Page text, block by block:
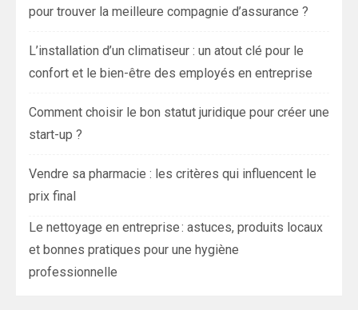
pour trouver la meilleure compagnie d’assurance ?
L’installation d’un climatiseur : un atout clé pour le
confort et le bien-être des employés en entreprise
Comment choisir le bon statut juridique pour créer une
start-up ?
Vendre sa pharmacie : les critères qui influencent le
prix final
Le nettoyage en entreprise : astuces, produits locaux
et bonnes pratiques pour une hygiène
professionnelle